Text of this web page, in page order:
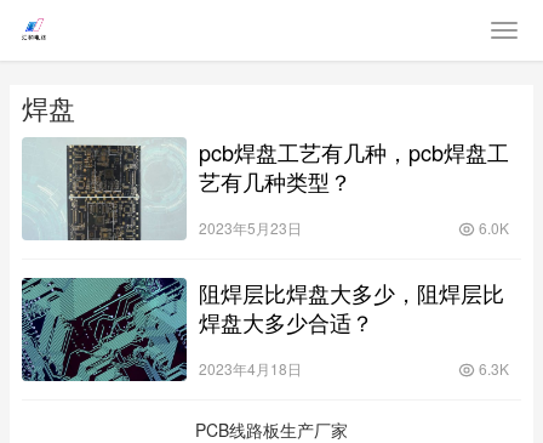
焊盘
pcb焊盘工艺有几种，pcb焊盘工
艺有几种类型？
2023年5月23日 6.0K
阻焊层比焊盘大多少，阻焊层比
焊盘大多少合适？
2023年4月18日 6.3K
PCB线路板生产厂家